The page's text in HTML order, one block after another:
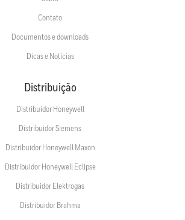
Contato
Documentos e downloads
Dicas e Notícias
Distribuição
Distribuidor Honeywell
Distribuidor Siemens
Distribuidor Honeywell Maxon
Distribuidor Honeywell Eclipse
Distribuidor Elektrogas
Distribuidor Brahma